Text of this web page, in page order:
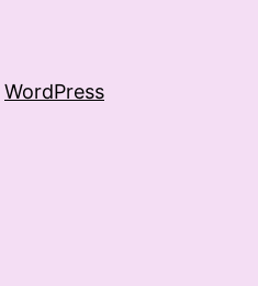
WordPress